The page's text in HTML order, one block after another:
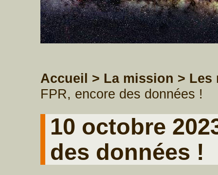
Accueil > La mission > Les
FPR, encore des données !
10 octobre
des données !